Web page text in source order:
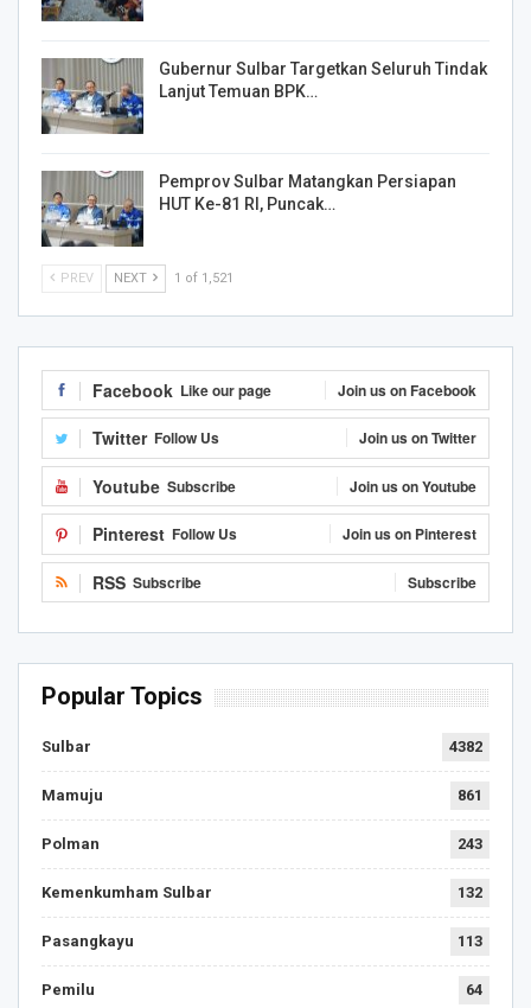
Gubernur Sulbar Targetkan Seluruh Tindak
Lanjut Temuan BPK…
Pemprov Sulbar Matangkan Persiapan
HUT Ke-81 RI, Puncak…
PREV NEXT 1 of 1,521
Facebook Like our page Join us on Facebook
Twitter Follow Us Join us on Twitter
Youtube Subscribe Join us on Youtube
Pinterest Follow Us Join us on Pinterest
RSS Subscribe Subscribe
Popular Topics
Sulbar 4382
Mamuju 861
Polman 243
Kemenkumham Sulbar 132
Pasangkayu 113
Pemilu 64